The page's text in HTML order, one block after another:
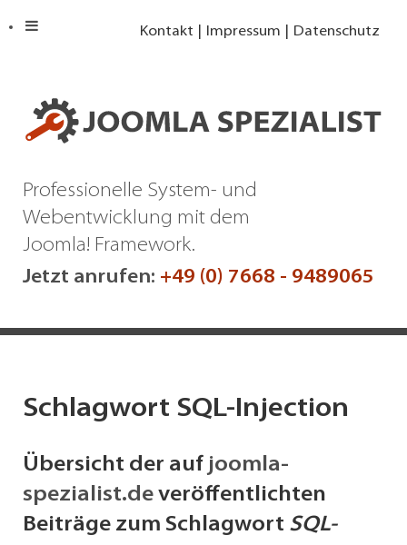
Kontakt Impressum Datenschutz
Professionelle System- und
Webentwicklung mit dem
Joomla! Framework.
Jetzt anrufen: +49 (0) 7668 - 9489065
Schlagwort SQL-Injection
Übersicht der auf joomla-
spezialist.de veröffentlichten
Beiträge zum Schlagwort SQL-